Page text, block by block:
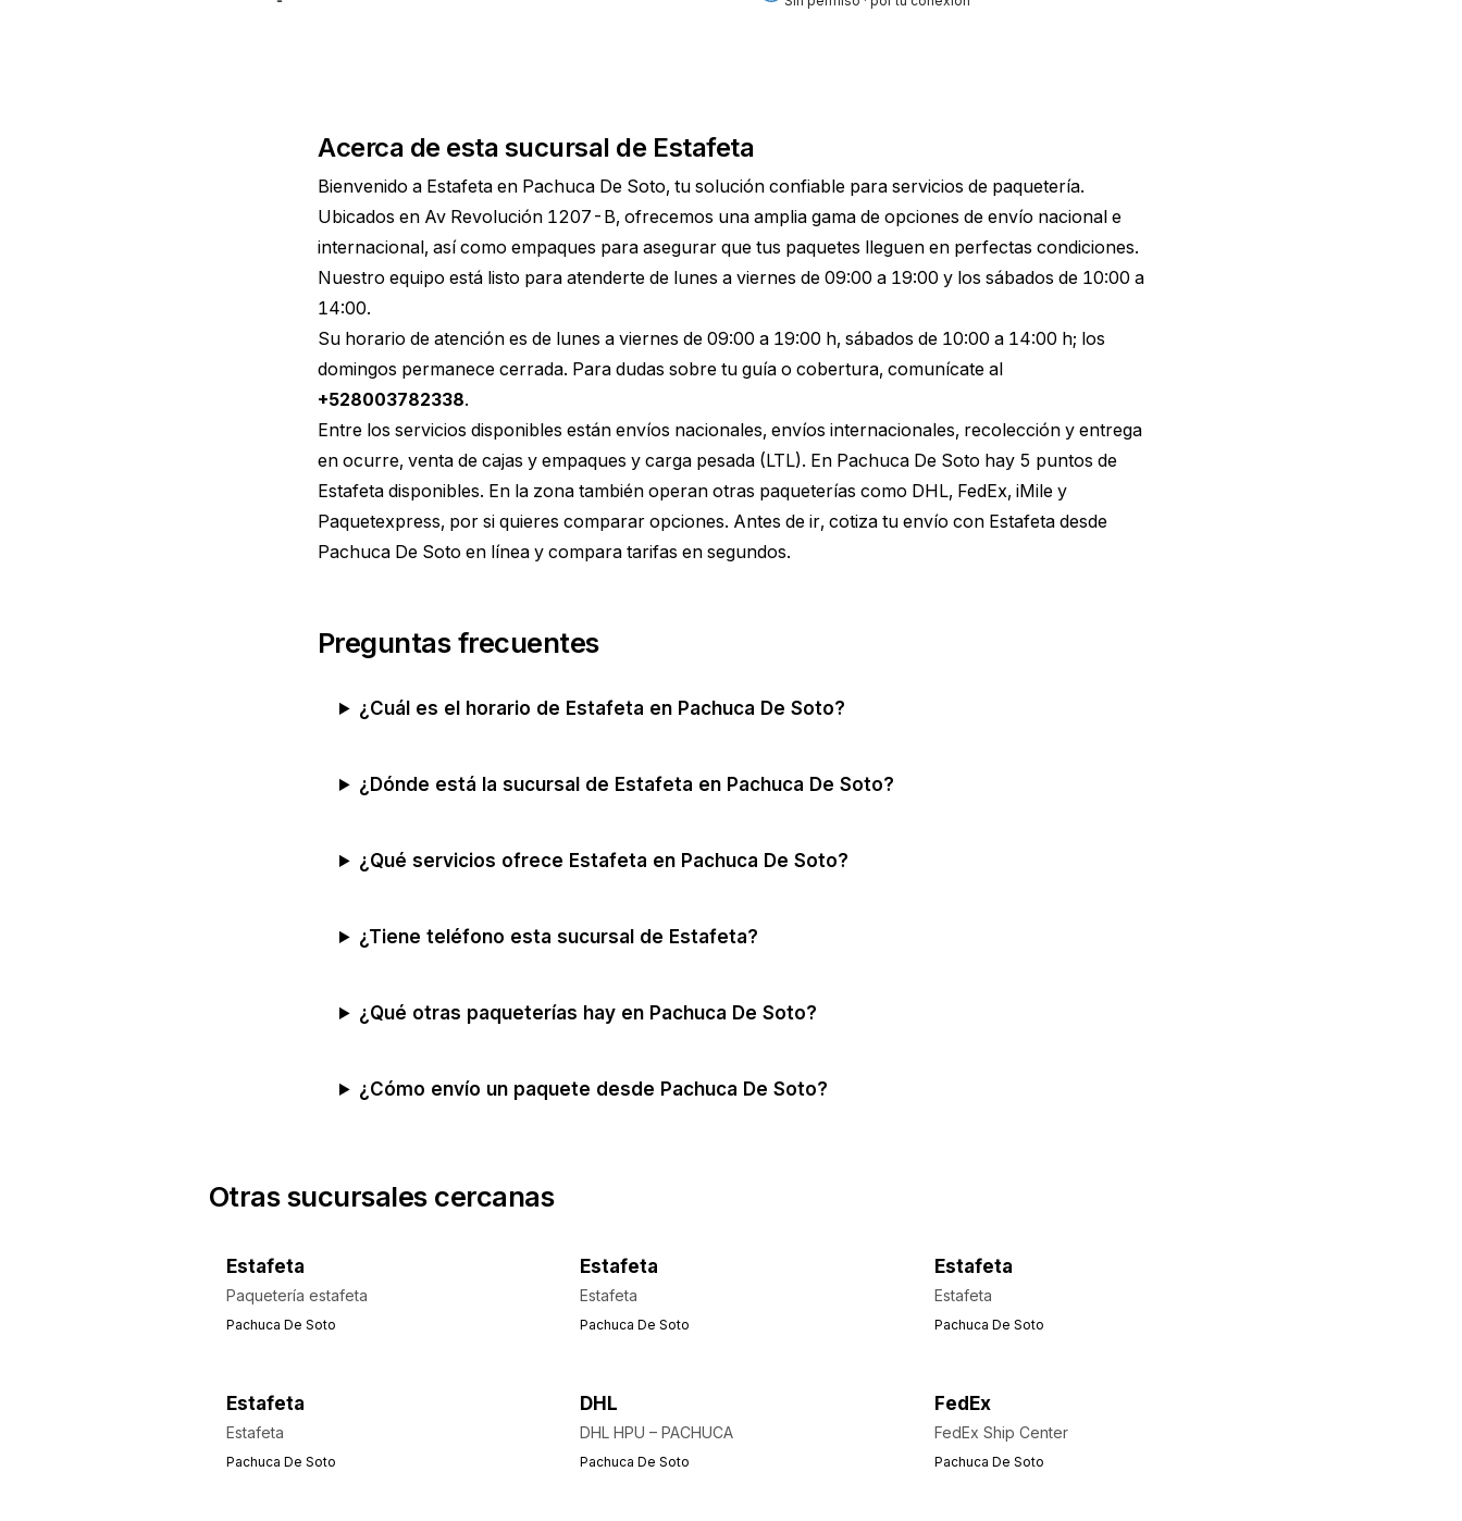
Acerca de esta sucursal de Estafeta
Bienvenido a Estafeta en Pachuca De Soto, tu solución confiable para servicios de paquetería.
Ubicados en Av Revolución 1207-B, ofrecemos una amplia gama de opciones de envío nacional e
internacional, así como empaques para asegurar que tus paquetes lleguen en perfectas condiciones.
Nuestro equipo está listo para atenderte de lunes a viernes de 09:00 a 19:00 y los sábados de 10:00 a
14:00.
Su horario de atención es de lunes a viernes de 09:00 a 19:00 h, sábados de 10:00 a 14:00 h; los
domingos permanece cerrada. Para dudas sobre tu guía o cobertura, comunícate al
+528003782338.
Entre los servicios disponibles están envíos nacionales, envíos internacionales, recolección y entrega
en ocurre, venta de cajas y empaques y carga pesada (LTL). En Pachuca De Soto hay 5 puntos de
Estafeta disponibles. En la zona también operan otras paqueterías como DHL, FedEx, iMile y
Paquetexpress, por si quieres comparar opciones. Antes de ir, cotiza tu envío con Estafeta desde
Pachuca De Soto en línea y compara tarifas en segundos.
Preguntas frecuentes
¿Cuál es el horario de Estafeta en Pachuca De Soto?
¿Dónde está la sucursal de Estafeta en Pachuca De Soto?
¿Qué servicios ofrece Estafeta en Pachuca De Soto?
¿Tiene teléfono esta sucursal de Estafeta?
¿Qué otras paqueterías hay en Pachuca De Soto?
¿Cómo envío un paquete desde Pachuca De Soto?
Otras sucursales cercanas
Estafeta
Paquetería estafeta
Pachuca De Soto
Estafeta
Estafeta
Pachuca De Soto
Estafeta
Estafeta
Pachuca De Soto
Estafeta
Estafeta
Pachuca De Soto
DHL
DHL HPU – PACHUCA
Pachuca De Soto
FedEx
FedEx Ship Center
Pachuca De Soto